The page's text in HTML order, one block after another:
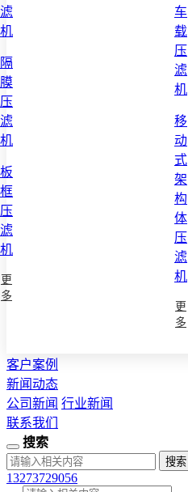
滤
机
隔
膜
压
滤
机
板
框
压
滤
机
更
多
车
载
压
滤
机
移
动
式
架
构
体
压
滤
机
更
多
客户案例
新闻动态
公司新闻 行业新闻
联系我们
搜索
13273729056